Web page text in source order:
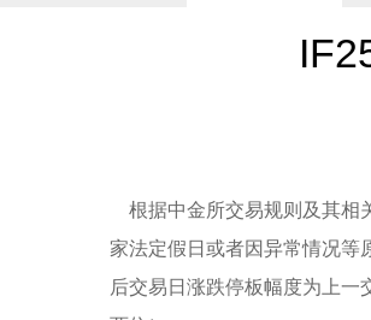
根据中金所交易规则及其相
家法定假日或者因异常情况等
后交易日涨跌停板幅度为上